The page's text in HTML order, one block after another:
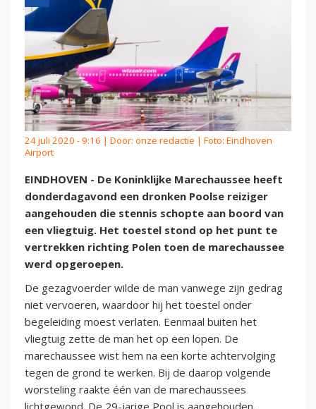
24 juli 2020 - 9:16 | Door: onze redactie | Foto: Eindhoven
Airport
EINDHOVEN - De Koninklijke Marechaussee heeft
donderdagavond een dronken Poolse reiziger
aangehouden die stennis schopte aan boord van
een vliegtuig. Het toestel stond op het punt te
vertrekken richting Polen toen de marechaussee
werd opgeroepen.
De gezagvoerder wilde de man vanwege zijn gedrag
niet vervoeren, waardoor hij het toestel onder
begeleiding moest verlaten. Eenmaal buiten het
vliegtuig zette de man het op een lopen. De
marechaussee wist hem na een korte achtervolging
tegen de grond te werken. Bij de daarop volgende
worsteling raakte één van de marechaussees